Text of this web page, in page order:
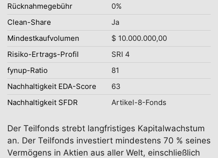
Rücknahmegebühr
0%
Clean-Share
Ja
Mindestkaufvolumen
$ 10.000.000,00
Risiko-Ertrags-Profil
SRI 4
fynup-Ratio
81
Nachhaltigkeit EDA-Score
63
Nachhaltigkeit SFDR
Artikel-8-Fonds
Der Teilfonds strebt langfristiges Kapitalwachstum
an. Der Teilfonds investiert mindestens 70 % seines
Vermögens in Aktien aus aller Welt, einschließlich